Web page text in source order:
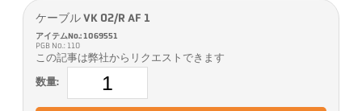
ケーブル VK 02/R AF 1
アイテムNo.: 1069551
PGB No.: 110
この記事は弊社からリクエストできます
数量: